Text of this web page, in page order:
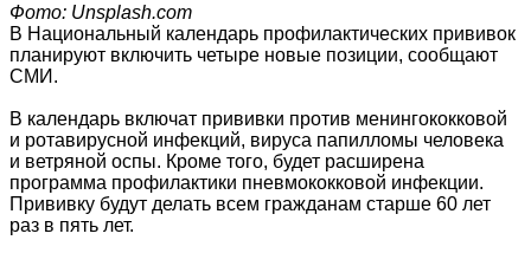
Фото: Unsplash.com
В Национальный календарь профилактических прививок
планируют включить четыре новые позиции, сообщают
СМИ.
В календарь включат прививки против менингококковой
и ротавирусной инфекций, вируса папилломы человека
и ветряной оспы. Кроме того, будет расширена
программа профилактики пневмококковой инфекции.
Прививку будут делать всем гражданам старше 60 лет
раз в пять лет.